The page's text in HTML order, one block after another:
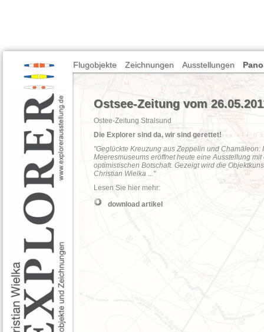
Flugobjekte Zeichnungen Ausstellungen
Ostsee-Zeitung vom
Ostee-Zeitung Stralsund
Die Explorer sind da, wir sind gerettet!
"Geglückte Kreuzung aus Zeppelin und Chamäleon:
Meeresmuseums eröffnet heute eine Ausstellung mit
optimistischen Botschaft. Gezeigt wird die
Christian Wielka ..."
Lesen Sie hier mehr:
download artikel